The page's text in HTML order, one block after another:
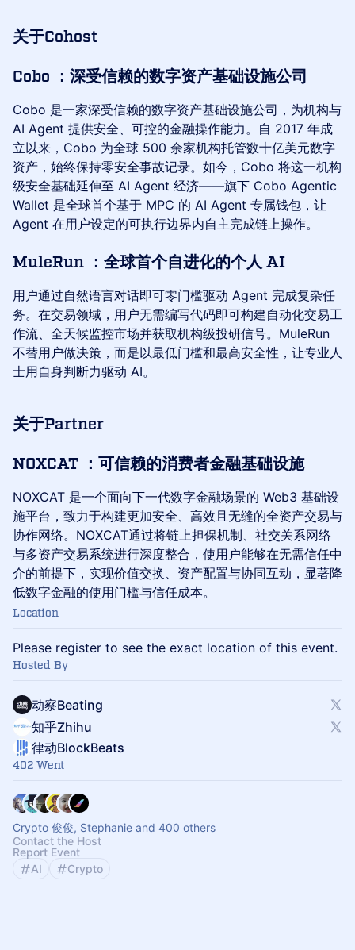
关于Cohost
Cobo ：深受信赖的数字资产基础设施公司
Cobo 是一家深受信赖的数字资产基础设施公司，为机构与
AI Agent 提供安全、可控的金融操作能力。自 2017 年成
立以来，Cobo 为全球 500 余家机构托管数十亿美元数字
资产，始终保持零安全事故记录。如今，Cobo 将这一机构
级安全基础延伸至 AI Agent 经济——旗下 Cobo Agentic
Wallet 是全球首个基于 MPC 的 AI Agent 专属钱包，让
Agent 在用户设定的可执行边界内自主完成链上操作。
MuleRun ：全球首个自进化的个人 AI
用户通过自然语言对话即可零门槛驱动 Agent 完成复杂任
务。在交易领域，用户无需编写代码即可构建自动化交易工
作流、全天候监控市场并获取机构级投研信号。MuleRun
不替用户做决策，而是以最低门槛和最高安全性，让专业人
士用自身判断力驱动 AI。
​关于Partner
NOXCAT ：可信赖的消费者金融基础设施
NOXCAT 是一个面向下一代数字金融场景的 Web3 基础设
施平台，致力于构建更加安全、高效且无缝的全资产交易与
协作网络。NOXCAT通过将链上担保机制、社交关系网络
与多资产交易系统进行深度整合，使用户能够在无需信任中
介的前提下，实现价值交换、资产配置与协同互动，显著降
低数字金融的使用门槛与信任成本。
Location
Please register to see the exact location of this event.
Hosted By
动察Beating
知乎Zhihu
律动BlockBeats
402 Went
Crypto 俊俊, Stephanie and 400 others
Contact the Host
Report Event
AI
Crypto